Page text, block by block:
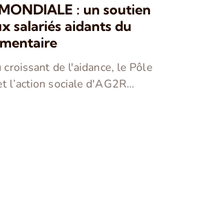
: un soutien
salariés aidants du
croissant de l'aidance, le Pôle
l’action sociale d'AG2R…